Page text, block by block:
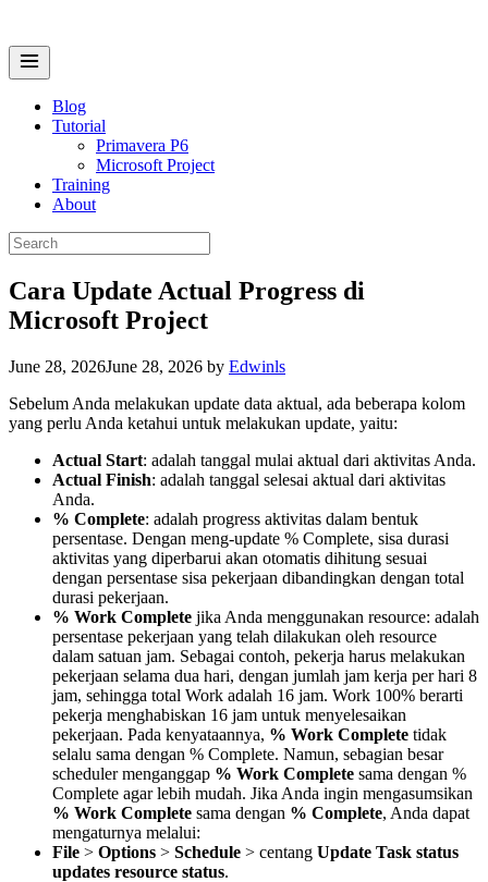
content
Menu
Blog
Tutorial
Primavera P6
Microsoft Project
Training
About
Search
for:
Cara Update Actual Progress di
Microsoft Project
June 28, 2026June 28, 2026 by Edwinls
Sebelum Anda melakukan update data aktual, ada beberapa kolom
yang perlu Anda ketahui untuk melakukan update, yaitu:
Actual Start: adalah tanggal mulai aktual dari aktivitas Anda.
Actual Finish: adalah tanggal selesai aktual dari aktivitas
Anda.
% Complete: adalah progress aktivitas dalam bentuk
persentase. Dengan meng-update % Complete, sisa durasi
aktivitas yang diperbarui akan otomatis dihitung sesuai
dengan persentase sisa pekerjaan dibandingkan dengan total
durasi pekerjaan.
% Work Complete jika Anda menggunakan resource: adalah
persentase pekerjaan yang telah dilakukan oleh resource
dalam satuan jam. Sebagai contoh, pekerja harus melakukan
pekerjaan selama dua hari, dengan jumlah jam kerja per hari 8
jam, sehingga total Work adalah 16 jam. Work 100% berarti
pekerja menghabiskan 16 jam untuk menyelesaikan
pekerjaan. Pada kenyataannya, % Work Complete tidak
selalu sama dengan % Complete. Namun, sebagian besar
scheduler menganggap % Work Complete sama dengan %
Complete agar lebih mudah. Jika Anda ingin mengasumsikan
% Work Complete sama dengan % Complete, Anda dapat
mengaturnya melalui:
File > Options > Schedule > centang Update Task status
updates resource status.